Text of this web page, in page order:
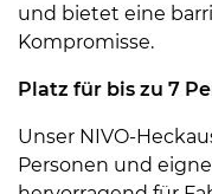
und bietet eine
Kompromisse.
Platz für bis zu 7
Unser NIVO-
Personen und